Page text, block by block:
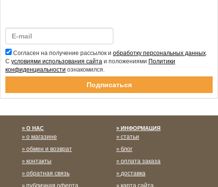
Согласен на получение рассылок и обработку персональных данных
С условиями использования сайта и положениями Политики
конфиденциальности ознакомился.
О НАС
о магазине
обмен и возврат
контакты
обратная связь
публичная оферта
ИНФОРМАЦИЯ
статьи
блог
оплата заказа
доставка
карта сайта